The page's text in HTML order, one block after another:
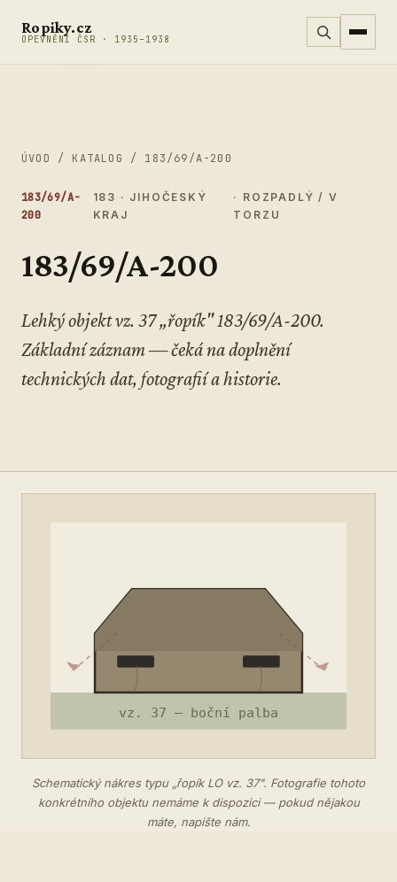
Ropiky.cz
OPEVNĚNÍ ČSR · 1935–1938
ÚVOD / KATALOG / 183/69/A-200
183/69/A-
200
183 · JIHOČESKÝ
KRAJ
· ROZPADLÝ / V
TORZU
183/69/A-200
Lehký objekt vz. 37 „řopík" 183/69/A-200.
Základní záznam — čeká na doplnění
technických dat, fotografií a historie.
Schematický nákres typu „řopík LO vz. 37". Fotografie tohoto
konkrétního objektu nemáme k dispozici — pokud nějakou
máte, napište nám.